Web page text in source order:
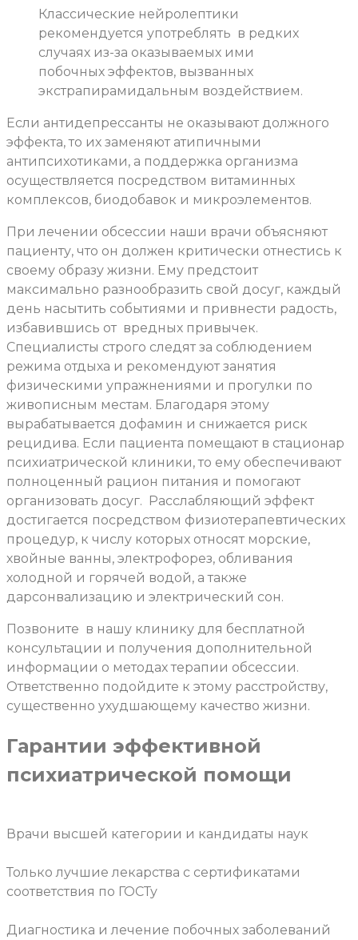
Классические нейролептики
рекомендуется употреблять в редких
случаях из-за оказываемых ими
побочных эффектов, вызванных
экстрапирамидальным воздействием.
Если антидепрессанты не оказывают должного
эффекта, то их заменяют атипичными
антипсихотиками, а поддержка организма
осуществляется посредством витаминных
комплексов, биодобавок и микроэлементов.
При лечении обсессии наши врачи объясняют
пациенту, что он должен критически отнестись к
своему образу жизни. Ему предстоит
максимально разнообразить свой досуг, каждый
день насытить событиями и привнести радость,
избавившись от вредных привычек.
Специалисты строго следят за соблюдением
режима отдыха и рекомендуют занятия
физическими упражнениями и прогулки по
живописным местам. Благодаря этому
вырабатывается дофамин и снижается риск
рецидива. Если пациента помещают в стационар
психиатрической клиники, то ему обеспечивают
полноценный рацион питания и помогают
организовать досуг.
Расслабляющий эффект
достигается посредством физиотерапевтических
процедур, к числу которых относят морские,
хвойные ванны, электрофорез, обливания
холодной и горячей водой, а также
дарсонвализацию и электрический сон.
Позвоните в нашу клинику для бесплатной
консультации и получения дополнительной
информации о методах терапии обсессии.
Ответственно подойдите к этому расстройству,
существенно ухудшающему качество жизни.
Гарантии эффективной
психиатрической помощи
Врачи высшей категории и кандидаты наук
Только лучшие лекарства с сертификатами
соответствия по ГОСТу
Диагностика и лечение побочных заболеваний